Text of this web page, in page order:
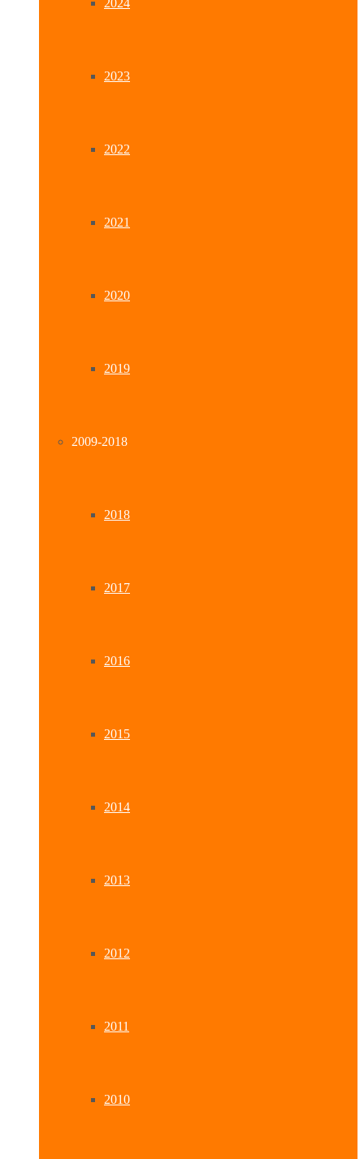
2024
2023
2022
2021
2020
2019
2009-2018
2018
2017
2016
2015
2014
2013
2012
2011
2010